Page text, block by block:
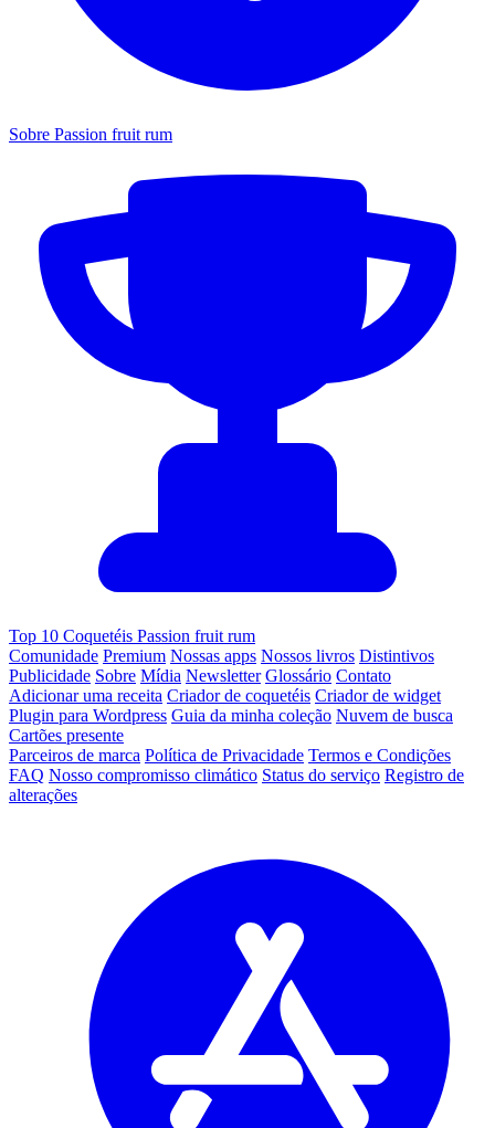
Sobre Passion fruit rum
Top 10 Coquetéis Passion fruit rum
Comunidade Premium Nossas apps Nossos livros Distintivos
Publicidade Sobre Mídia Newsletter Glossário Contato
Adicionar uma receita Criador de coquetéis Criador de widget
Plugin para Wordpress Guia da minha coleção Nuvem de busca
Cartões presente
Parceiros de marca Política de Privacidade Termos e Condições
FAQ Nosso compromisso climático Status do serviço Registro de
alterações